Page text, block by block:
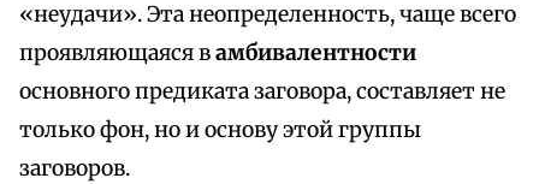
«неудачи». Эта неопределенность, чаще всего
проявляющаяся вамбивалентности
основного предиката заговора, составляет не
только фон, но и основу этой группы
заговоров.